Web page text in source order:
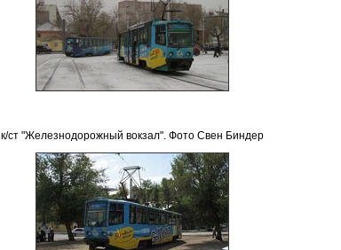
к/ст "Железнодорожный вокзал". Фото Свен Биндер